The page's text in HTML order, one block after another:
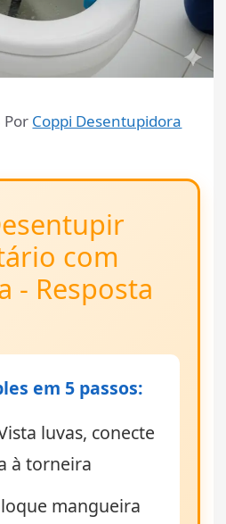
Por Coppi Desentupidora
com
- Resposta
em 5 passos:
luvas, conecte
à torneira
mangueira